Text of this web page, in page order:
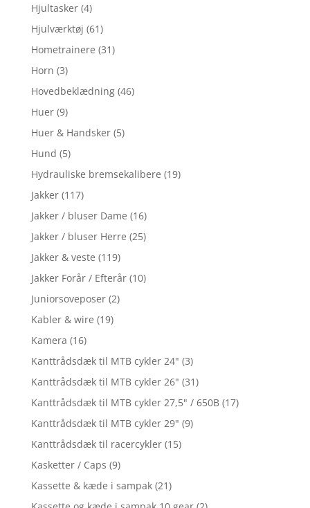
Hjultasker (4)
Hjulværktøj (61)
Hometrainere (31)
Horn (3)
Hovedbeklædning (46)
Huer (9)
Huer & Handsker (5)
Hund (5)
Hydrauliske bremsekalibere (19)
Jakker (117)
Jakker / bluser Dame (16)
Jakker / bluser Herre (25)
Jakker & veste (119)
Jakker Forår / Efterår (10)
Juniorsoveposer (2)
Kabler & wire (19)
Kamera (16)
Kanttrådsdæk til MTB cykler 24" (3)
Kanttrådsdæk til MTB cykler 26" (31)
Kanttrådsdæk til MTB cykler 27,5" / 650B (17)
Kanttrådsdæk til MTB cykler 29" (9)
Kanttrådsdæk til racercykler (15)
Kasketter / Caps (9)
Kassette & kæde i sampak (21)